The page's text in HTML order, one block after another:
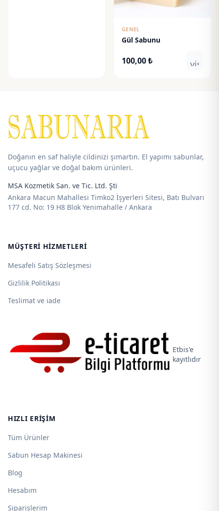
GENEL
Gül Sabunu
100,00₺
Doğanın en saf haliyle cildinizi şımartın. El yapımı sabunlar,
uçucu yağlar ve doğal bakım ürünleri.
MSA Kozmetik San. ve Tic. Ltd. Şti
Ankara Macun Mahallesi Timko2 İşyerleri Sitesi, Batı Bulvarı
177 cd. No: 19 H8 Blok Yenimahalle / Ankara
MÜŞTERI HIZMETLERI
Mesafeli Satış Sözleşmesi
Gizlilik Politikası
Teslimat ve iade
Etbis'e
kayıtlıdır
HIZLI ERIŞIM
Tüm Ürünler
Sabun Hesap Makinesi
Blog
Hesabım
Siparişlerim